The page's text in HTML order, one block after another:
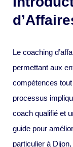
Le coaching
permettant aux
compétences
processus
coach qualifié et
guide pour
particulier à